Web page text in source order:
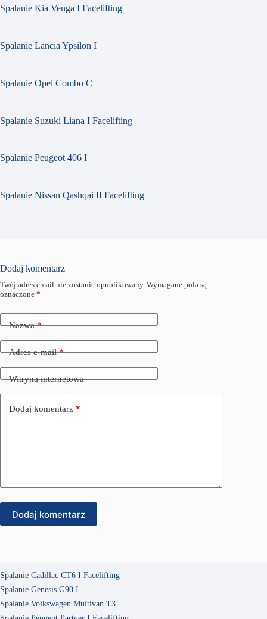
Spalanie Kia Venga I Facelifting
Spalanie Lancia Ypsilon I
Spalanie Opel Combo C
Spalanie Suzuki Liana I Facelifting
Spalanie Peugeot 406 I
Spalanie Nissan Qashqai II Facelifting
Dodaj komentarz
Twój adres email nie zostanie opublikowany. Wymagane pola są
oznaczone *
Nazwa*
Adres e-mail*
Witryna internetowa
Dodaj komentarz *
Dodaj komentarz
Spalanie Cadillac CT6 I Facelifting
Spalanie Genesis G90 I
Spalanie Volkswagen Multivan T3